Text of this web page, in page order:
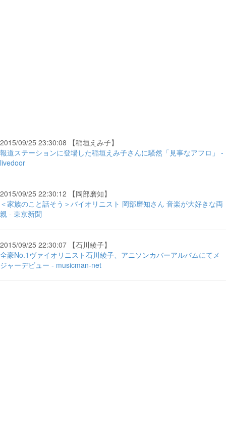
2015/09/25 23:30:08 【稲垣えみ子】
報道ステーションに登場した稲垣えみ子さんに騒然「見事なアフロ」 -
livedoor
2015/09/25 22:30:12 【岡部磨知】
＜家族のこと話そう＞バイオリニスト 岡部磨知さん 音楽が大好きな両
親 - 東京新聞
2015/09/25 22:30:07 【石川綾子】
全豪No.1ヴァイオリニスト石川綾子、アニソンカバーアルバムにてメ
ジャーデビュー - musicman-net